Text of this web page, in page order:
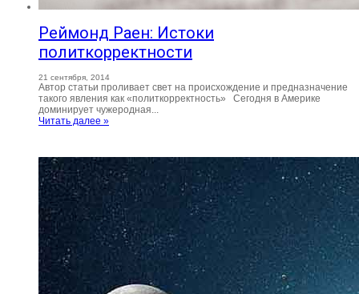
Реймонд Раен: Истоки
политкорректности
21 сентября, 2014
Автор статьи проливает свет на происхождение и предназначение
такого явления как «политкорректность» Сегодня в Америке
доминирует чужеродная...
Читать далее »